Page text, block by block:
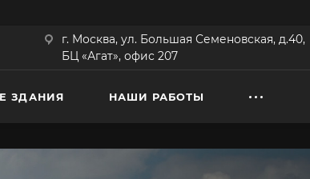
г. Москва, ул. Большая Семеновская, д.40,
БЦ «Агат», офис 207
ЗДАНИЯ НАШИ РАБОТЫ